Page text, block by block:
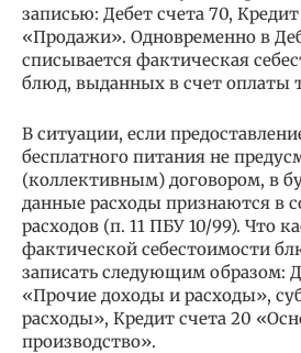
записью: Дебет счета 70,
«Продажи». Одновременно в
списывается фактическая
блюд, выданных в счет оплаты
В ситуации, если
бесплатного питания не
(коллективным) договором, в
данные расходы признаются в
расходов (п. 11 ПБУ 10/99). Что
фактической себестоимости
записать следующим образом:
«Прочие доходы и расходы»,
расходы», Кредит счета 20
производство».